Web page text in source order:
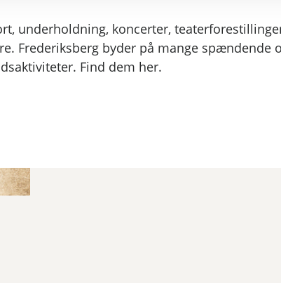
underholdning, koncerter,
Frederiksberg byder på mange spændende
Find dem her.